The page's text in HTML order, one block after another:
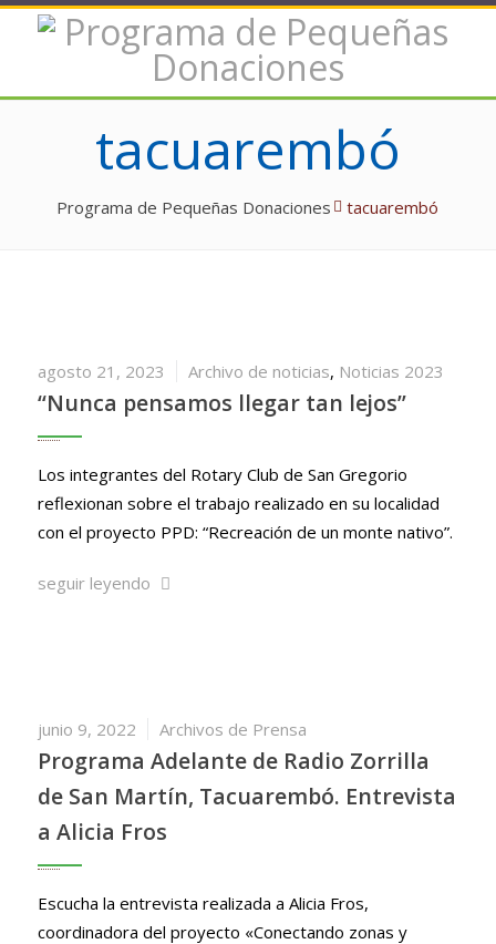
tacuarembó
Programa de Pequeñas Donaciones tacuarembó
agosto 21, 2023 Archivo de noticias, Noticias 2023
“Nunca pensamos llegar tan lejos”
Los integrantes del Rotary Club de San Gregorio
reflexionan sobre el trabajo realizado en su localidad
con el proyecto PPD: “Recreación de un monte nativo”.
seguir leyendo
junio 9, 2022 Archivos de Prensa
Programa Adelante de Radio Zorrilla
de San Martín, Tacuarembó. Entrevista
a Alicia Fros
Escucha la entrevista realizada a Alicia Fros,
coordinadora del proyecto «Conectando zonas y